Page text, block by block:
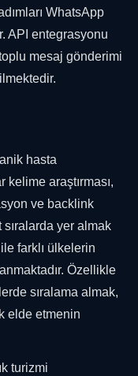
WhatsApp
API entegrasyonu
mesaj gönderimi
hasta
kelime araştırması,
ve backlink
sıralarda yer almak
farklı ülkelerin
Özellikle
sıralama almak,
elde etmenin
turizmi